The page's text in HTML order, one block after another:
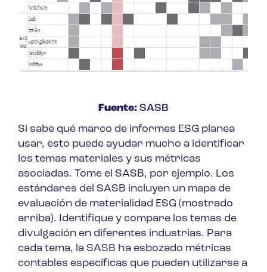
Fuente: SASB
Si sabe qué marco de informes ESG planea
usar, esto puede ayudar mucho a identificar
los temas materiales y sus métricas
asociadas. Tome el SASB, por ejemplo. Los
estándares del SASB incluyen un mapa de
evaluación de materialidad ESG (mostrado
arriba). Identifique y compare los temas de
divulgación en diferentes industrias. Para
cada tema, la SASB ha esbozado métricas
contables específicas que pueden utilizarse a